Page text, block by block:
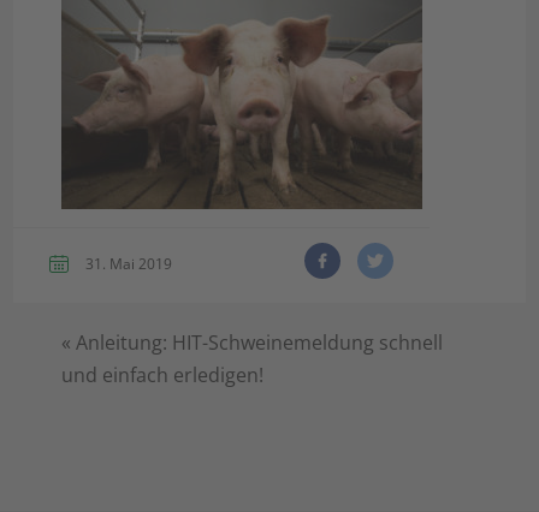
31. Mai 2019
«Anleitung: HIT-Schweinemeldung schnell
und einfach erledigen!